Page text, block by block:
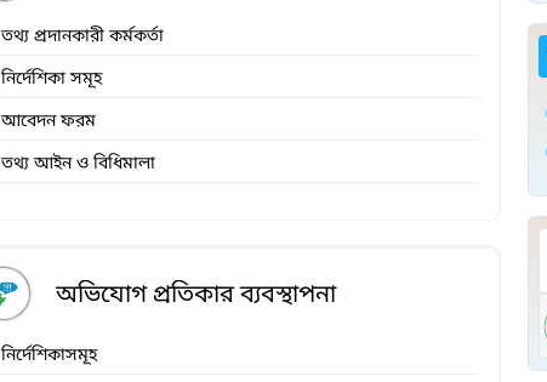
তথ্য প্রদানকারী কর্মকর্তা
নির্দেশিকা সমূহ
আবেদন ফরম
তথ্য আইন ও বিধিমালা
অভিযোগ প্রতিকার ব্যবস্থাপনা
নির্দেশিকাসমূহ